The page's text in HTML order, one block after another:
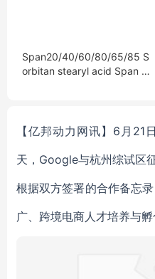
Span20/40/60/80/65/85 S
orbitan stearyl acid Span s
【亿邦动力网讯】6月21
天，Google与杭州综试区
根据双方签署的合作备忘
广、跨境电商人才培养与孵